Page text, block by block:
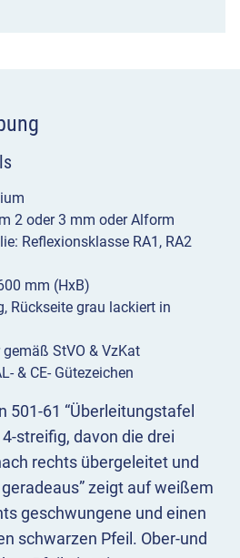
501-61 “Überleitungstafel
streifig, davon die drei
rechts übergeleitet und
zeigt auf weißem
geschwungene und einen
schwarzen Pfeil. Ober-und
2 oder 3 mm oder Alform
Reflexionsklasse RA1, RA2
mm (HxB)
Rückseite grau lackiert in
StVO & VzKat
& CE- Gütezeichen